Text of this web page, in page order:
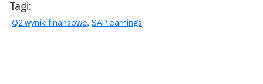
Tagi:
Q2 wyniki finansowe SAP earnings